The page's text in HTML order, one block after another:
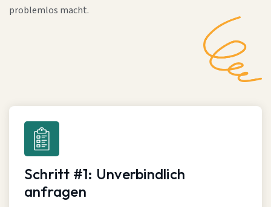
problemlos macht.
Schritt #1: Unverbindlich
anfragen